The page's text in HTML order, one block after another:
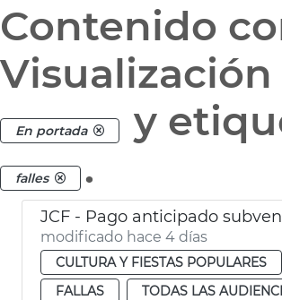
Contenido
Visualización
En portada y
falles .
modificado hace 4 días
CULTURA Y FIESTAS POPULARES
FALLAS
TODAS LAS